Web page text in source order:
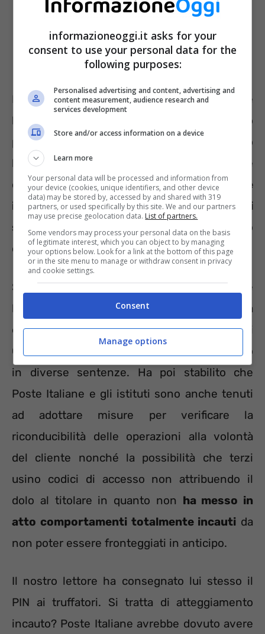
Il primo passo è denunciare l’accaduto e
bloccare immediatamente la carta. Poi si può
pensare ad un eventuale rimborso. Secondo
la Giurisprudenza banche e Poste Italiane
devono adottare tutte lemisure tecniche
idonee per garantire uno standard di
sicurezza
adeguato durante l’espletamento
dei servizi telematici da parte dei clienti.
Si devono adoperare, poi, per impedire
l’accesso di soggetti non abilitati al sistema
ed evitare danni ai clienti. La Corte di
Cassazione ha più volte ribadito tale obbligo
in diverse sentenze. Ha poi stabilito che
Poste Italiane e gli istituti sono anche tenuti
ad adottare misure per verificare la
riconducibilità delle operazioni alla volontà
del cliente nonché la possibilità che terzi
usino codici di accesso non attribuendo il
dolo al titolare in quanto non ha messo in
atto comportamenti totalmente incauti da
non poter essere fronteggiati in anticipo.
Il nostro lettore ha consegnato lui stesso il
PIN ai truffatori. Si tratta di atteggiamento
incauto? Poste Italiane avrebbe dovuto avere
informazioneoggi.it asks for your
consent to use your personal data for the
following purposes:
Personalised advertising and content, advertising and
content measurement, audience research and
services development
Store and/or access information on a device
Learn more
Your personal data will be processed and information from
your device (cookies, unique identifiers, and other device
data) may be stored by, accessed by and shared with 319
partners, or used specifically by this site. We and our partners
may use precise geolocation data. List of partners.
Some vendors may process your personal data on the basis
of legitimate interest, which you can object to by managing
your options below. Look for a link at the bottom of this page
or in the site menu to manage or withdraw consent in privacy
and cookie settings.
Consent
Manage options